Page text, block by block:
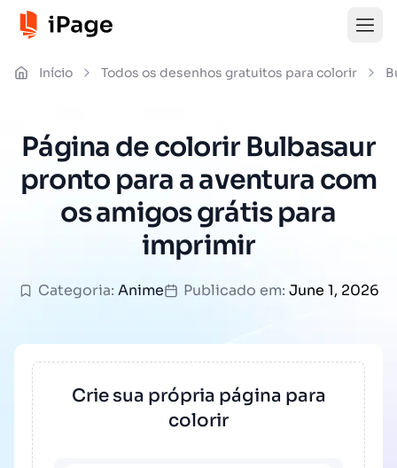
Início Todos os desenhos gratuitos para colorir
Página de colorir Bulbasaur
pronto para a aventura com
os amigos grátis para
imprimir
Categoria: Anime Publicado em: June 1, 2026
Crie sua própria página para
colorir